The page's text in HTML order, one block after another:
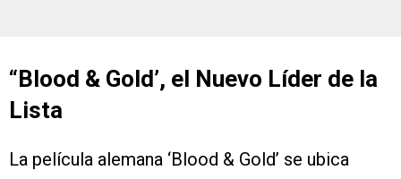
“Blood & Gold’, el Nuevo Líder de la
Lista
La película alemana ‘Blood & Gold’ se ubica